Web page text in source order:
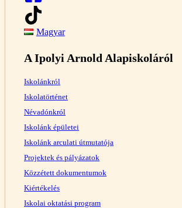
Magyar
A Ipolyi Arnold Alapiskoláról
Iskolánkról
Iskolatörténet
Névadónkról
Iskolánk épületei
Iskolánk arculati útmutatója
Projektek és pályázatok
Közzétett dokumentumok
Kiértékelés
Iskolai oktatási program